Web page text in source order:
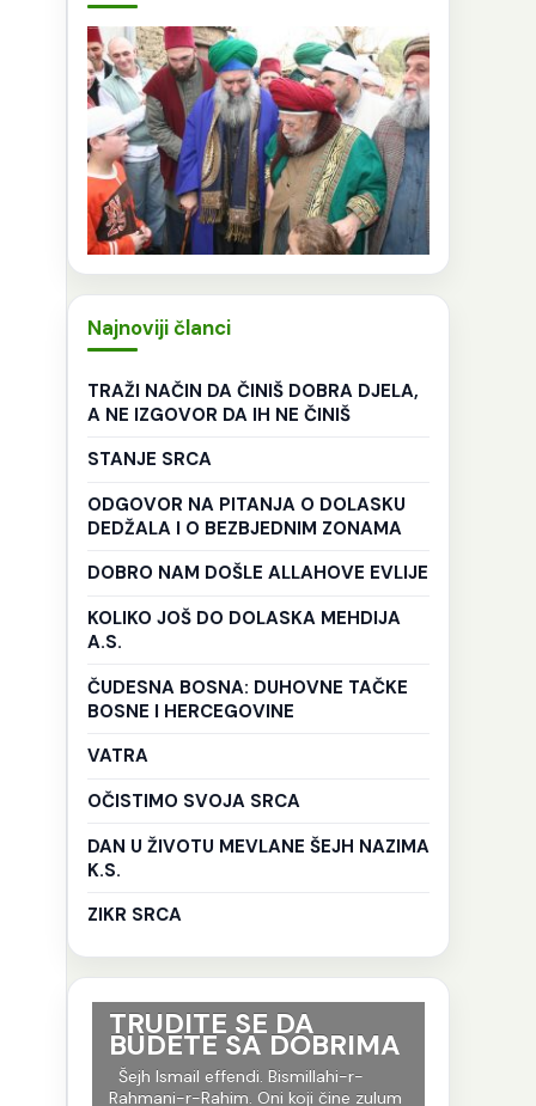
Najnoviji članci
TRAŽI NAČIN DA ČINIŠ DOBRA DJELA,
A NE IZGOVOR DA IH NE ČINIŠ
STANJE SRCA
ODGOVOR NA PITANJA O DOLASKU
DEDŽALA I O BEZBJEDNIM ZONAMA
DOBRO NAM DOŠLE ALLAHOVE EVLIJE
KOLIKO JOŠ DO DOLASKA MEHDIJA
A.S.
ČUDESNA BOSNA: DUHOVNE TAČKE
BOSNE I HERCEGOVINE
VATRA
OČISTIMO SVOJA SRCA
DAN U ŽIVOTU MEVLANE ŠEJH NAZIMA
K.S.
ZIKR SRCA
TRUDITE SE DA
BUDETE SA DOBRIMA
Šejh Ismail effendi. Bismillahi-r-
Rahmani-r-Rahim. Oni koji čine zulum